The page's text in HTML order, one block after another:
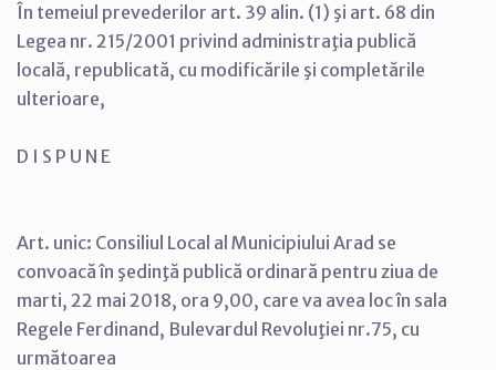
În temeiul prevederilor art. 39 alin. (1) şi art. 68 din
Legea nr. 215/2001 privind administraţia publică
locală, republicată, cu modificările şi completările
ulterioare,
D I S P U N E
Art. unic: Consiliul Local al Municipiului Arad se
convoacă în şedinţă publică ordinară pentru ziua de
marti, 22 mai 2018, ora 9,00, care va avea loc în sala
Regele Ferdinand, Bulevardul Revoluţiei nr.75, cu
următoarea